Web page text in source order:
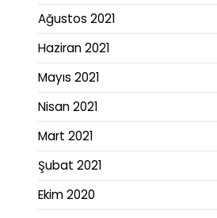
Ağustos 2021
Haziran 2021
Mayıs 2021
Nisan 2021
Mart 2021
Şubat 2021
Ekim 2020